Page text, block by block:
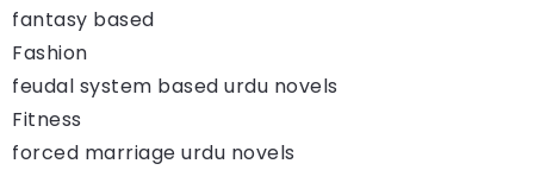
fantasy based
Fashion
feudal system based urdu novels
Fitness
forced marriage urdu novels